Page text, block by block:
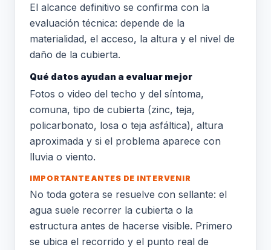
El alcance definitivo se confirma con la
evaluación técnica: depende de la
materialidad, el acceso, la altura y el nivel de
daño de la cubierta.
Qué datos ayudan a evaluar mejor
Fotos o video del techo y del síntoma,
comuna, tipo de cubierta (zinc, teja,
policarbonato, losa o teja asfáltica), altura
aproximada y si el problema aparece con
lluvia o viento.
IMPORTANTE ANTES DE INTERVENIR
No toda gotera se resuelve con sellante: el
agua suele recorrer la cubierta o la
estructura antes de hacerse visible. Primero
se ubica el recorrido y el punto real de